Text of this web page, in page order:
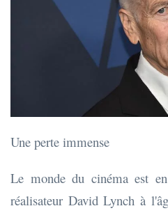
Une perte immense
Le monde du cinéma est
réalisateur David Lynch à